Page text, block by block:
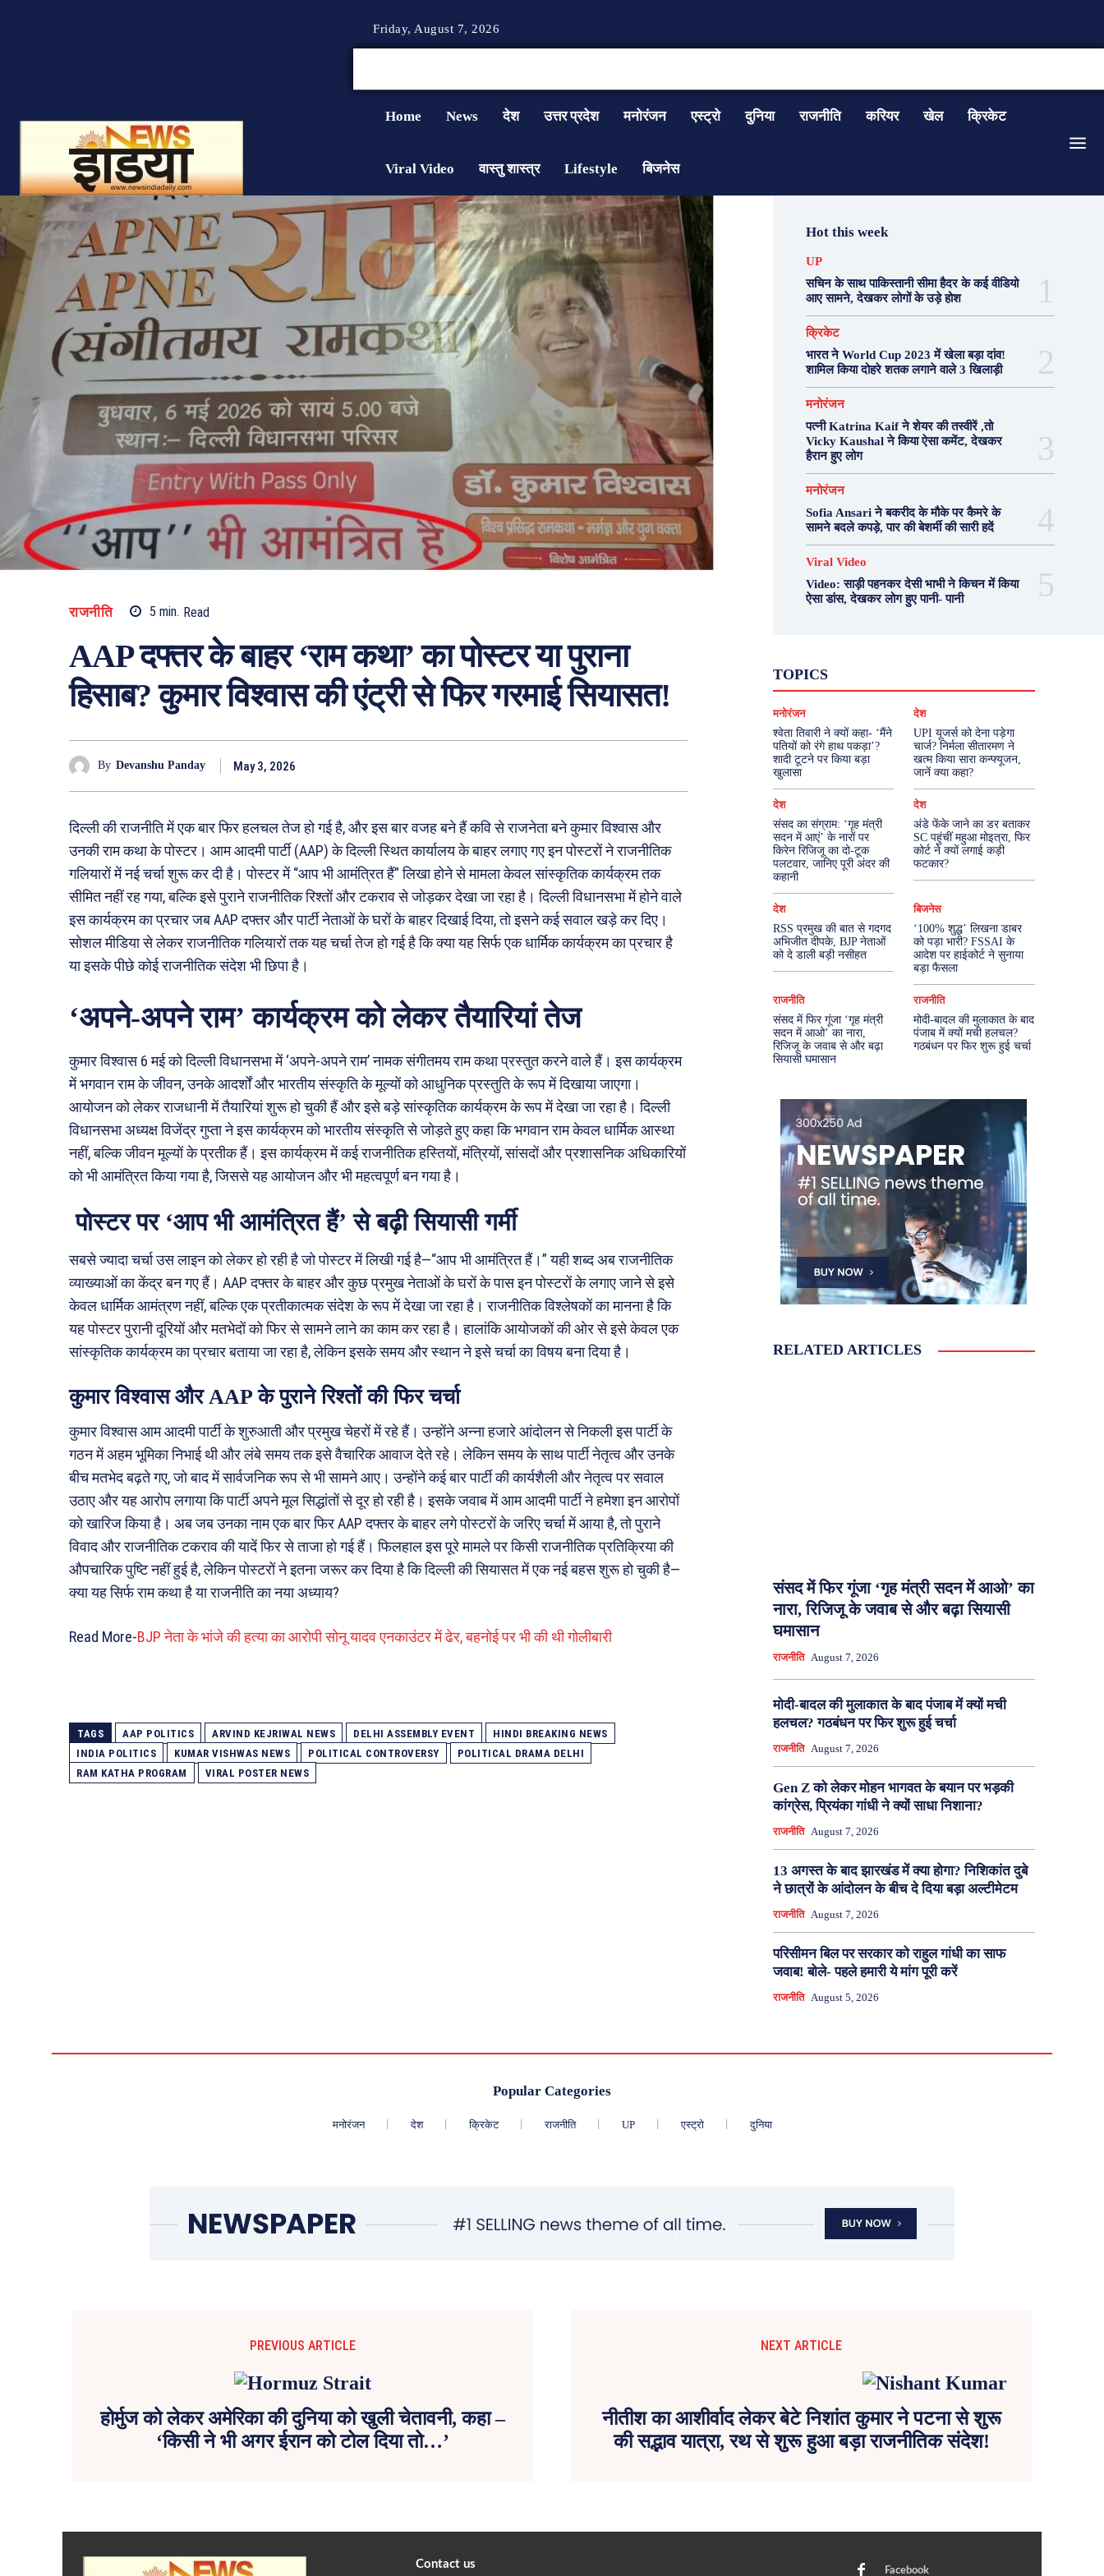
Friday, August 7, 2026
Home News देश उत्तर प्रदेश मनोरंजन एस्ट्रो दुनिया राजनीति करियर खेल क्रिकेट
Viral Video वास्तु शास्त्र Lifestyle बिजनेस
राजनीति 5 min. Read
AAP दफ्तर के बाहर ‘राम कथा’ का पोस्टर या पुराना
हिसाब? कुमार विश्वास की एंट्री से फिर गरमाई सियासत!
By Devanshu Panday May 3, 2026
दिल्ली की राजनीति में एक बार फिर हलचल तेज हो गई है, और इस बार वजह बने हैं कवि से राजनेता बने कुमार विश्वास और
उनकी राम कथा के पोस्टर। आम आदमी पार्टी (AAP) के दिल्ली स्थित कार्यालय के बाहर लगाए गए इन पोस्टरों ने राजनीतिक
गलियारों में नई चर्चा शुरू कर दी है। पोस्टर में “आप भी आमंत्रित हैं” लिखा होने से मामला केवल सांस्कृतिक कार्यक्रम तक
सीमित नहीं रह गया, बल्कि इसे पुराने राजनीतिक रिश्तों और टकराव से जोड़कर देखा जा रहा है। दिल्ली विधानसभा में होने वाले
इस कार्यक्रम का प्रचार जब AAP दफ्तर और पार्टी नेताओं के घरों के बाहर दिखाई दिया, तो इसने कई सवाल खड़े कर दिए।
सोशल मीडिया से लेकर राजनीतिक गलियारों तक यह चर्चा तेज हो गई है कि क्या यह सिर्फ एक धार्मिक कार्यक्रम का प्रचार है
या इसके पीछे कोई राजनीतिक संदेश भी छिपा है।
‘अपने-अपने राम’ कार्यक्रम को लेकर तैयारियां तेज
कुमार विश्वास 6 मई को दिल्ली विधानसभा में ‘अपने-अपने राम’ नामक संगीतमय राम कथा प्रस्तुत करने वाले हैं। इस कार्यक्रम
में भगवान राम के जीवन, उनके आदर्शों और भारतीय संस्कृति के मूल्यों को आधुनिक प्रस्तुति के रूप में दिखाया जाएगा।
आयोजन को लेकर राजधानी में तैयारियां शुरू हो चुकी हैं और इसे बड़े सांस्कृतिक कार्यक्रम के रूप में देखा जा रहा है। दिल्ली
विधानसभा अध्यक्ष विजेंद्र गुप्ता ने इस कार्यक्रम को भारतीय संस्कृति से जोड़ते हुए कहा कि भगवान राम केवल धार्मिक आस्था
नहीं, बल्कि जीवन मूल्यों के प्रतीक हैं। इस कार्यक्रम में कई राजनीतिक हस्तियों, मंत्रियों, सांसदों और प्रशासनिक अधिकारियों
को भी आमंत्रित किया गया है, जिससे यह आयोजन और भी महत्वपूर्ण बन गया है।
पोस्टर पर ‘आप भी आमंत्रित हैं’ से बढ़ी सियासी गर्मी
सबसे ज्यादा चर्चा उस लाइन को लेकर हो रही है जो पोस्टर में लिखी गई है—“आप भी आमंत्रित हैं।” यही शब्द अब राजनीतिक
व्याख्याओं का केंद्र बन गए हैं। AAP दफ्तर के बाहर और कुछ प्रमुख नेताओं के घरों के पास इन पोस्टरों के लगाए जाने से इसे
केवल धार्मिक आमंत्रण नहीं, बल्कि एक प्रतीकात्मक संदेश के रूप में देखा जा रहा है। राजनीतिक विश्लेषकों का मानना है कि
यह पोस्टर पुरानी दूरियों और मतभेदों को फिर से सामने लाने का काम कर रहा है। हालांकि आयोजकों की ओर से इसे केवल एक
सांस्कृतिक कार्यक्रम का प्रचार बताया जा रहा है, लेकिन इसके समय और स्थान ने इसे चर्चा का विषय बना दिया है।
कुमार विश्वास और AAP के पुराने रिश्तों की फिर चर्चा
कुमार विश्वास आम आदमी पार्टी के शुरुआती और प्रमुख चेहरों में रहे हैं। उन्होंने अन्ना हजारे आंदोलन से निकली इस पार्टी के
गठन में अहम भूमिका निभाई थी और लंबे समय तक इसे वैचारिक आवाज देते रहे। लेकिन समय के साथ पार्टी नेतृत्व और उनके
बीच मतभेद बढ़ते गए, जो बाद में सार्वजनिक रूप से भी सामने आए। उन्होंने कई बार पार्टी की कार्यशैली और नेतृत्व पर सवाल
उठाए और यह आरोप लगाया कि पार्टी अपने मूल सिद्धांतों से दूर हो रही है। इसके जवाब में आम आदमी पार्टी ने हमेशा इन आरोपों
को खारिज किया है। अब जब उनका नाम एक बार फिर AAP दफ्तर के बाहर लगे पोस्टरों के जरिए चर्चा में आया है, तो पुराने
विवाद और राजनीतिक टकराव की यादें फिर से ताजा हो गई हैं। फिलहाल इस पूरे मामले पर किसी राजनीतिक प्रतिक्रिया की
औपचारिक पुष्टि नहीं हुई है, लेकिन पोस्टरों ने इतना जरूर कर दिया है कि दिल्ली की सियासत में एक नई बहस शुरू हो चुकी है—
क्या यह सिर्फ राम कथा है या राजनीति का नया अध्याय?
Read More-BJP नेता के भांजे की हत्या का आरोपी सोनू यादव एनकाउंटर में ढेर, बहनोई पर भी की थी गोलीबारी
TAGS AAP POLITICS ARVIND KEJRIWAL NEWS DELHI ASSEMBLY EVENT
HINDI BREAKING NEWS
INDIA POLITICS
KUMAR VISHWAS NEWS POLITICAL CONTROVERSY
POLITICAL DRAMA DELHI
RAM KATHA PROGRAM
VIRAL POSTER NEWS
Hot this week
UP
सचिन के साथ पाकिस्तानी सीमा हैदर के कई वीडियो
आए सामने, देखकर लोगों के उड़े होश
क्रिकेट
भारत ने World Cup 2023 में खेला बड़ा दांव!
शामिल किया दोहरे शतक लगाने वाले 3 खिलाड़ी
मनोरंजन
पत्नी Katrina Kaif ने शेयर की तस्वीरें ,तो
Vicky Kaushal ने किया ऐसा कमेंट, देखकर
हैरान हुए लोग
मनोरंजन
Sofia Ansari ने बकरीद के मौके पर कैमरे के
सामने बदले कपड़े, पार की बेशर्मी की सारी हदें
Viral Video
Video: साड़ी पहनकर देसी भाभी ने किचन में किया
ऐसा डांस, देखकर लोग हुए पानी- पानी
TOPICS
दुनिया
मनोरंजन
राजनीति वास्तु शास्त्र
More
मनोरंजन
श्वेता तिवारी ने क्यों कहा- ‘मैंने
पतियों को रंगे हाथ पकड़ा’?
शादी टूटने पर किया बड़ा
खुलासा
देश
UPI यूजर्स को देना पड़ेगा
चार्ज? निर्मला सीतारमण ने
खत्म किया सारा कन्फ्यूजन,
जानें क्या कहा?
देश
संसद का संग्राम: ‘गृह मंत्री
सदन में आएं’ के नारों पर
किरेन रिजिजू का दो-टूक
पलटवार, जानिए पूरी अंदर की
कहानी
देश
अंडे फेंके जाने का डर बताकर
SC पहुंचीं महुआ मोइत्रा, फिर
कोर्ट ने क्यों लगाई कड़ी
फटकार?
देश
RSS प्रमुख की बात से गदगद
अभिजीत दीपके, BJP नेताओं
को दे डाली बड़ी नसीहत
बिजनेस
‘100% शुद्ध’ लिखना डाबर
को पड़ा भारी? FSSAI के
आदेश पर हाईकोर्ट ने सुनाया
बड़ा फैसला
राजनीति
संसद में फिर गूंजा ‘गृह मंत्री
सदन में आओ’ का नारा,
रिजिजू के जवाब से और बढ़ा
सियासी घमासान
राजनीति
मोदी-बादल की मुलाकात के बाद
पंजाब में क्यों मची हलचल?
गठबंधन पर फिर शुरू हुई चर्चा
RELATED ARTICLES
संसद में फिर गूंजा ‘गृह मंत्री सदन में आओ’ का
नारा, रिजिजू के जवाब से और बढ़ा सियासी
घमासान
राजनीति August 7, 2026
मोदी-बादल की मुलाकात के बाद पंजाब में क्यों मची
हलचल? गठबंधन पर फिर शुरू हुई चर्चा
राजनीति August 7, 2026
Gen Z को लेकर मोहन भागवत के बयान पर भड़की
कांग्रेस, प्रियंका गांधी ने क्यों साधा निशाना?
राजनीति August 7, 2026
13 अगस्त के बाद झारखंड में क्या होगा? निशिकांत दुबे
ने छात्रों के आंदोलन के बीच दे दिया बड़ा अल्टीमेटम
राजनीति August 7, 2026
परिसीमन बिल पर सरकार को राहुल गांधी का साफ
जवाब! बोले- पहले हमारी ये मांग पूरी करें
राजनीति August 5, 2026
Popular Categories
मनोरंजन देश क्रिकेट राजनीति UP एस्ट्रो दुनिया
PREVIOUS ARTICLE
होर्मुज को लेकर अमेरिका की दुनिया को खुली चेतावनी, कहा –
‘किसी ने भी अगर ईरान को टोल दिया तो…’
NEXT ARTICLE
नीतीश का आशीर्वाद लेकर बेटे निशांत कुमार ने पटना से शुरू
की सद्भाव यात्रा, रथ से शुरू हुआ बड़ा राजनीतिक संदेश!
Contact us Facebook